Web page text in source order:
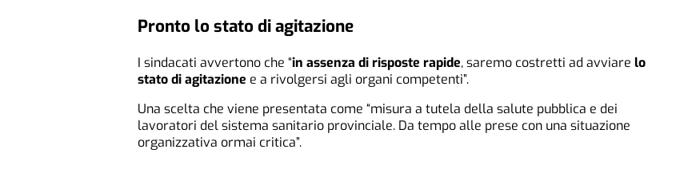
Pronto lo stato di agitazione
I sindacati avvertono che “in assenza di risposte rapide, saremo costretti ad avviare lo
stato di agitazione e a rivolgersi agli organi competenti”.
Una scelta che viene presentata come “misura a tutela della salute pubblica e dei
lavoratori del sistema sanitario provinciale. Da tempo alle prese con una situazione
organizzativa ormai critica”.